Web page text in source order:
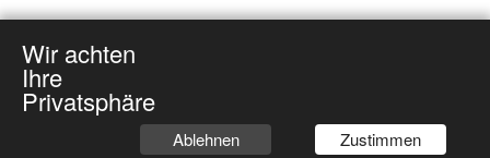
Wir achten
Ihre
Privatsphäre
Ablehnen Zustimmen